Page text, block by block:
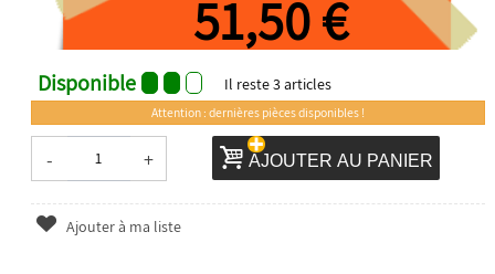
51,50 €
Disponible Il reste3articles
Attention : dernières pièces disponibles !
- + AJOUTER AU PANIER
Ajouter à ma liste